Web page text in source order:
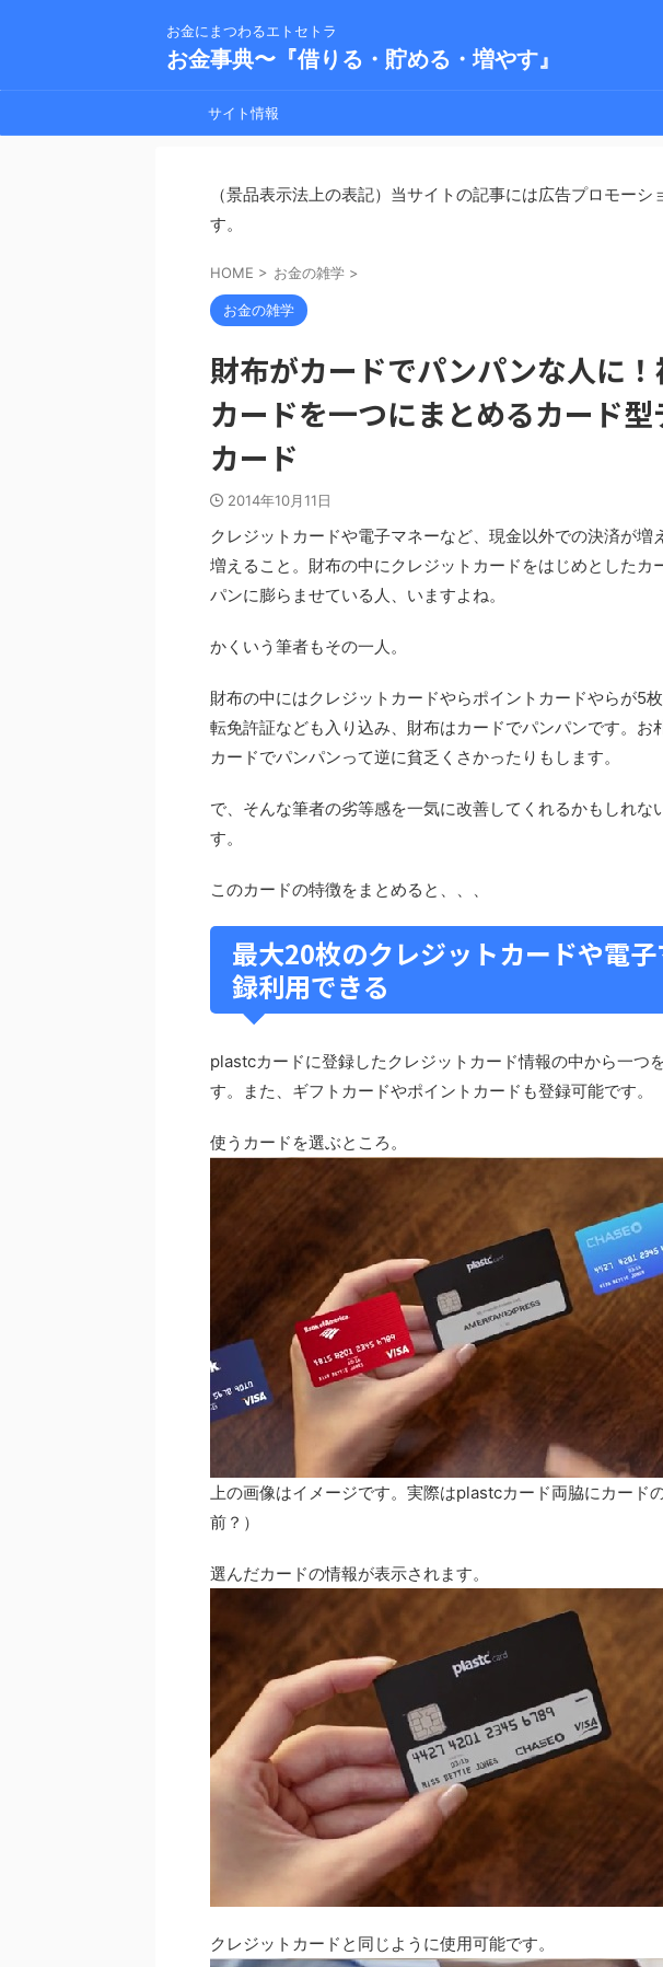
お金にまつわるエトセトラ
お金事典〜『借りる・貯める・増やす』
サイト情報
（景品表示法上の表記）当サイトの記事には広告プロモー
す。
HOME > お金の雑学 >
お金の雑学
財布がカードでパンパンな人に
カードを一つにまとめるカード
カード
2014年10月11日
クレジットカードや電子マネーなど、現金以外での決済が
増えること。財布の中にクレジットカードをはじめとしたカ
パンに膨らませている人、いますよね。
かくいう筆者もその一人。
財布の中にはクレジットカードやらポイントカードやらが5
転免許証なども入り込み、財布はカードでパンパンです。お
カードでパンパンって逆に貧乏くさかったりもします。
で、そんな筆者の劣等感を一気に改善してくれるかもしれ
す。
このカードの特徴をまとめると、、、
最大20枚のクレジットカードや電
録利用できる
plastcカードに登録したクレジットカード情報の中から一つ
す。また、ギフトカードやポイントカードも登録可能です。
使うカードを選ぶところ。
上の画像はイメージです。実際はplastcカード両脇にカード
前？）
選んだカードの情報が表示されます。
クレジットカードと同じように使用可能です。